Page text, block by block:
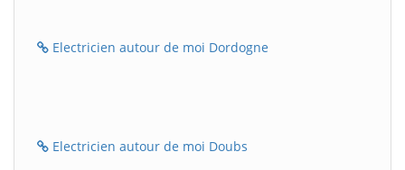
Electricien autour de moi Dordogne
Electricien autour de moi Doubs